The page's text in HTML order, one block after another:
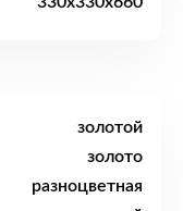
золотой
золото
разноцветная